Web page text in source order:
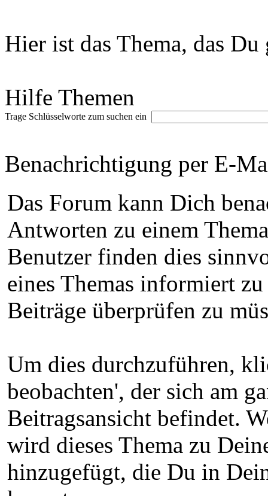
Hier ist das Thema, das Du
Hilfe Themen
Trage Schlüsselworte zum suchen ein
Benachrichtigung per E-
Das Forum kann Dich
Antworten zu einem
Benutzer finden dies
eines Themas informiert
Beiträge überprüfen zu
Um dies durchzuführen,
beobachten', der sich am
Beitragsansicht befindet.
wird dieses Thema zu
hinzugefügt, die Du in